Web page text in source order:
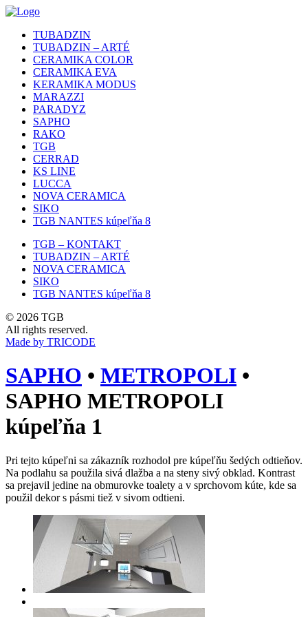
TUBADZIN
TUBADZIN – ARTÉ
CERAMIKA COLOR
CERAMIKA EVA
KERAMIKA MODUS
MARAZZI
PARADYZ
SAPHO
RAKO
TGB
CERRAD
KS LINE
LUCCA
NOVA CERAMICA
SIKO
TGB NANTES kúpeľňa 8
TGB – KONTAKT
TUBADZIN – ARTÉ
NOVA CERAMICA
SIKO
TGB NANTES kúpeľňa 8
© 2026 TGB
All rights reserved.
Made by TRICODE
SAPHO • METROPOLI •
SAPHO METROPOLI
kúpeľňa 1
Pri tejto kúpeľni sa zákazník rozhodol pre kúpeľňu šedých odtieňov.
Na podlahu sa použila sivá dlažba a na steny sivý obklad. Kontrast
sa prejavil jedine na obmurovke toalety a v sprchovom kúte, kde sa
použil dekor s pásmi tiež v sivom odtieni.